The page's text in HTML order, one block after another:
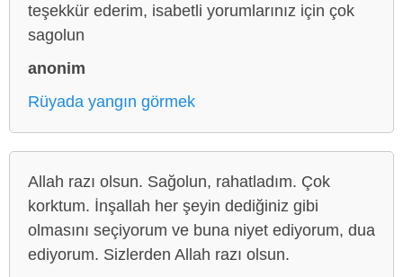
teşekkür ederim, isabetli yorumlarınız için çok
sagolun
anonim
Rüyada yangın görmek
Allah razı olsun. Sağolun, rahatladım. Çok
korktum. İnşallah her şeyin dediğiniz gibi
olmasını seçiyorum ve buna niyet ediyorum, dua
ediyorum. Sizlerden Allah razı olsun.